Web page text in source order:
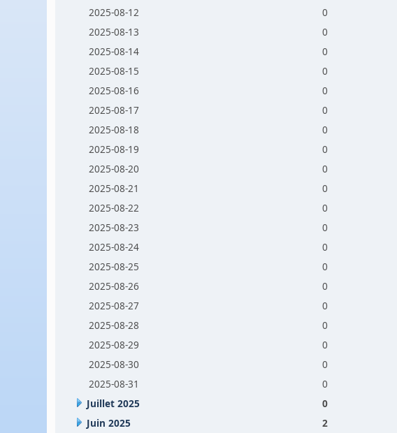
2025-08-12
0
2025-08-13
0
2025-08-14
0
2025-08-15
0
2025-08-16
0
2025-08-17
0
2025-08-18
0
2025-08-19
0
2025-08-20
0
2025-08-21
0
2025-08-22
0
2025-08-23
0
2025-08-24
0
2025-08-25
0
2025-08-26
0
2025-08-27
0
2025-08-28
0
2025-08-29
0
2025-08-30
0
2025-08-31
0
Juillet 2025
0
Juin 2025
2